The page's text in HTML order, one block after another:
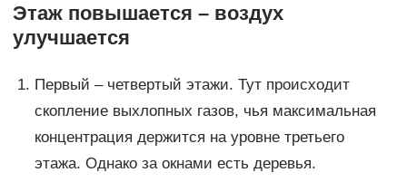
Этаж повышается – воздух
улучшается
Первый – четвертый этажи. Тут происходит
скопление выхлопных газов, чья максимальная
концентрация держится на уровне третьего
этажа. Однако за окнами есть деревья.